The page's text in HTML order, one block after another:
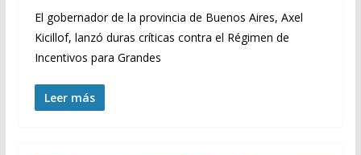
El gobernador de la provincia de Buenos Aires, Axel
Kicillof, lanzó duras críticas contra el Régimen de
Incentivos para Grandes
Leer más